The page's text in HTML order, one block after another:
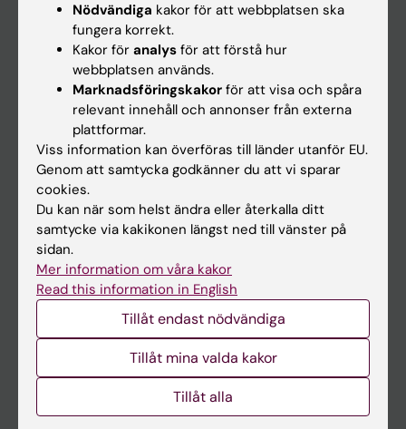
Kalender
Schema
Studentmejlen
Kurs- och programwebbar
Student på KI
Medarbetare
Medarbetarportalen
Kontakta och besök KI
Universitetsbiblioteket
Nödvändiga kakor för att webbplatsen ska
fungera korrekt.
Kakor för analys för att förstå hur
webbplatsen används.
Marknadsföringskakor för att visa och spåra
relevant innehåll och annonser från externa
plattformar.
Viss information kan överföras till länder utanför EU.
Genom att samtycka godkänner du att vi sparar
cookies.
Du kan när som helst ändra eller återkalla ditt
samtycke via kakikonen längst ned till vänster på
sidan.
Mer information om våra kakor
Read this information in English
Tillåt endast nödvändiga
Tillåt mina valda kakor
Tillåt alla